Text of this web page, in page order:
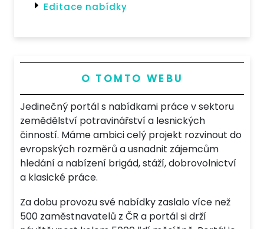
Editace nabídky
O TOMTO WEBU
Jedinečný portál s nabídkami práce v sektoru
zemědělství potravinářství a lesnických
činností. Máme ambici celý projekt rozvinout do
evropských rozměrů a usnadnit zájemcům
hledání a nabízení brigád, stáží, dobrovolnictví
a klasické práce.
Za dobu provozu své nabídky zaslalo více než
500 zaměstnavatelů z ČR a portál si drží